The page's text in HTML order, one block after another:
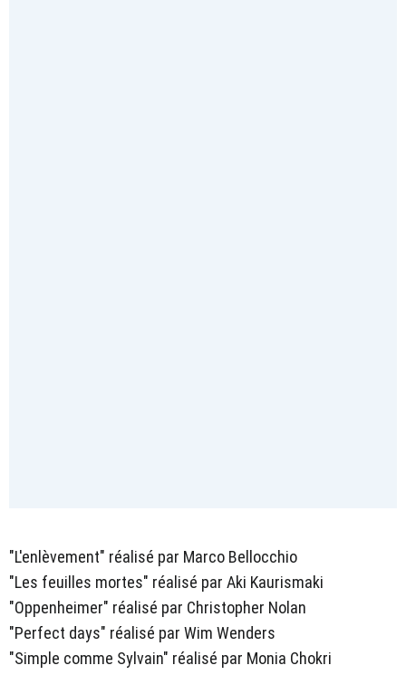
"L'enlèvement" réalisé par Marco Bellocchio
"Les feuilles mortes" réalisé par Aki Kaurismaki
"Oppenheimer" réalisé par Christopher Nolan
"Perfect days" réalisé par Wim Wenders
"Simple comme Sylvain" réalisé par Monia Chokri